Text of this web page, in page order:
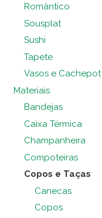
Romântico
Sousplat
Sushi
Tapete
Vasos e Cachepot
Materiais
Bandejas
Caixa Térmica
Champanheira
Compoteiras
Copos e Taças
Canecas
Copos